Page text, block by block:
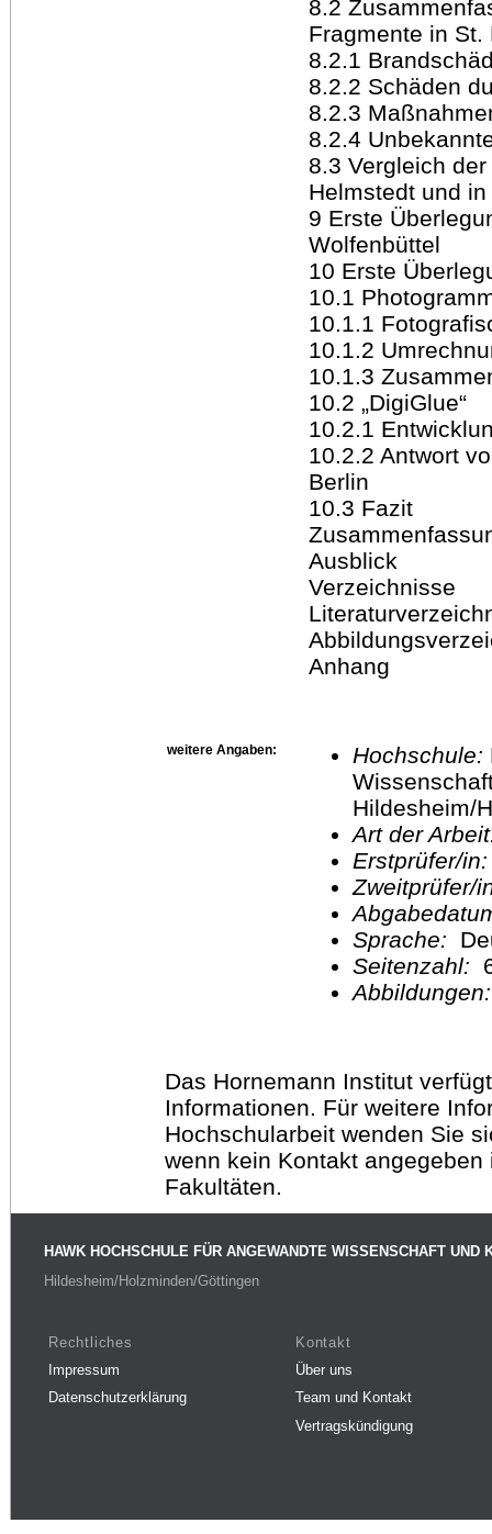
8.2
Fragmente in St.
8.2.1
8.2.2 Schäden
8.2.3
8.2.4
8.3 Vergleich
Helmstedt und
9 Erste
Wolfenbüttel
10 Erste
10.1
10.1.1
10.1.2
10.1.3
10.2 „DigiGlue“
10.2.1
10.2.2 Antwort
Berlin
10.3 Fazit
Ausblick
Verzeichnisse
Anhang
weitere Angaben: Hochschule:
Hildesheim/
Art der
Erstprüfer/
Sprache:
Seitenzahl:
Das Hornemann Institut
Informationen. Für weitere
Hochschularbeit wenden Sie
wenn kein Kontakt
Fakultäten.
HAWK HOCHSCHULE FÜR ANGEWANDTE WISSENSCHAFT UND
Hildesheim/Holzminden/Göttingen
Rechtliches
Impressum
Datenschutzerklärung
Kontakt
Über uns
Team und Kontakt
Vertragskündigung